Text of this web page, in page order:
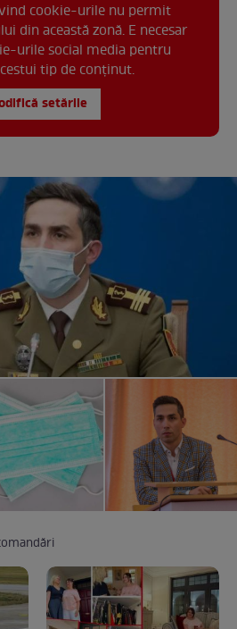
cookie-urile nu permit
din această zonă. E necesar
urile social media pentru
tip de conținut.
setările